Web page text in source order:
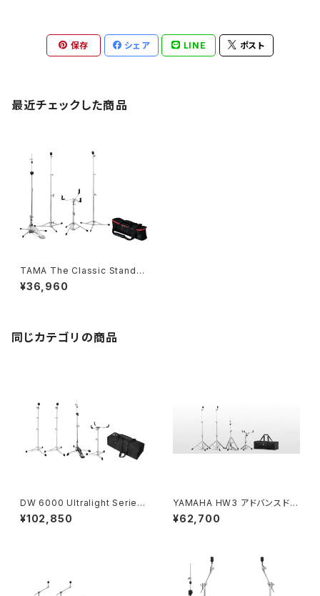
保存 シェア LINE ポスト
最近チェックした商品
TAMA The Classic Stand H
ardware Kit HC4FB スタンド
キット
¥36,960
同じカテゴリの商品
DW 6000 Ultralight Series
Hardware Pack DWCP600
0ULPK
¥102,850
YAMAHA HW3 アドバンスドラ
イトウェイトハードウェア
¥62,700